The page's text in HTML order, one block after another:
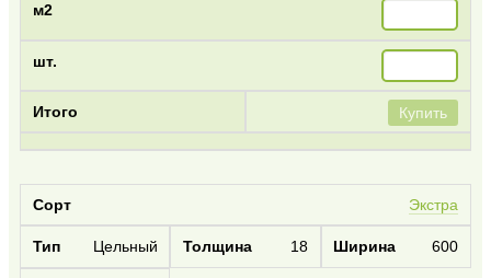
Купить
Экстра
Цельный 18 600